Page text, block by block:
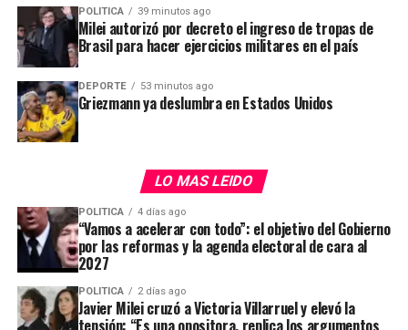
s
A
p
p
b
o
o
k
gr
a
m
Li
n
p
ar
¿Cuáles serían las localidades más
afectadas?
Según la alerta del SMN, las tormentas más intensas
afectarán principalmente el centro, norte y sudeste
bonaerense.
Gran parte de la provincia de Buenos Aires se verá
afectada por el temporal(Foto: X)
Las localidades bajoalerta naranjason:
POLITICA 39 minutos ago
Milei autorizó por decreto el ingreso de tropas de
Brasil para hacer ejercicios militares en el país
DEPORTE 53 minutos ago
Griezmann ya deslumbra en Estados Unidos
LO MAS LEIDO
POLITICA 4 días ago
“Vamos a acelerar con todo”: el objetivo del Gobierno
por las reformas y la agenda electoral de cara al
2027
POLITICA 2 días ago
Javier Milei cruzó a Victoria Villarruel y elevó la